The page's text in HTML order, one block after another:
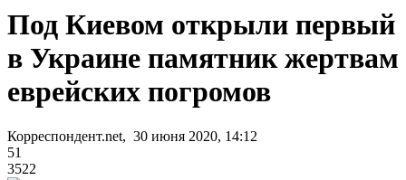
Под Киевом открыли первый
в Украине памятник жертвам
еврейских погромов
Корреспондент.net, 30 июня 2020, 14:12
51
3522